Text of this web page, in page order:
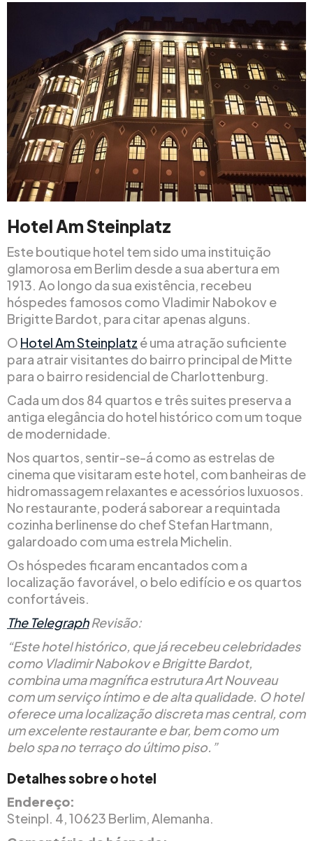
Hotel Am Steinplatz
Este boutique hotel tem sido uma instituição
glamorosa em Berlim desde a sua abertura em
1913. Ao longo da sua existência, recebeu
hóspedes famosos como Vladimir Nabokov e
Brigitte Bardot, para citar apenas alguns.
O Hotel Am Steinplatz é uma atração suficiente
para atrair visitantes do bairro principal de Mitte
para o bairro residencial de Charlottenburg.
Cada um dos 84 quartos e três suites preserva a
antiga elegância do hotel histórico com um toque
de modernidade.
Nos quartos, sentir-se-á como as estrelas de
cinema que visitaram este hotel, com banheiras de
hidromassagem relaxantes e acessórios luxuosos.
No restaurante, poderá saborear a requintada
cozinha berlinense do chef Stefan Hartmann,
galardoado com uma estrela Michelin.
Os hóspedes ficaram encantados com a
localização favorável, o belo edifício e os quartos
confortáveis.
The TelegraphRevisão:
“Este hotel histórico, que já recebeu celebridades
como Vladimir Nabokov e Brigitte Bardot,
combina uma magnífica estrutura Art Nouveau
com um serviço íntimo e de alta qualidade. O hotel
oferece uma localização discreta mas central, com
um excelente restaurante e bar, bem como um
belo spa no terraço do último piso.”
Detalhes sobre o hotel
Endereço:
Steinpl. 4, 10623 Berlim, Alemanha.